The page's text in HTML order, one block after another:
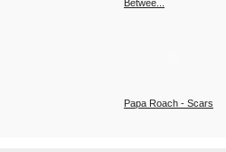
Betwee...
Papa Roach - Scars